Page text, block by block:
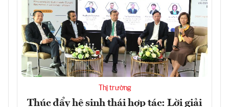
Thị trường
Thúc đẩy hệ sinh thái hợp tác: Lời giải